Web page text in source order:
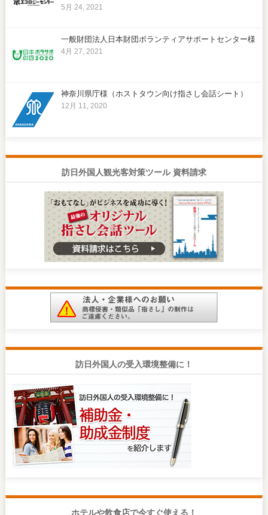
5月 24, 2021
一般財団法人日本財団ボランティアサポートセンター様
4月 27, 2021
神奈川県庁様（ホストタウン向け指さし会話シート）
12月 11, 2020
訪日外国人観光客対策ツール 資料請求
訪日外国人の受入環境整備に！
ホテルや飲食店で今すぐ使える！